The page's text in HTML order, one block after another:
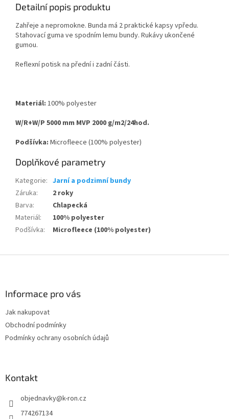
Detailní popis produktu
Zahřeje a nepromokne. Bunda má 2 praktické kapsy vpředu.
Stahovací guma ve spodním lemu bundy. Rukávy ukončené
gumou.
Reflexní potisk na přední i zadní části.
Materiál: 100% polyester
W/R+W/P 5000 mm MVP 2000 g/m2/24hod.
Podšívka: Microfleece (100% polyester)
Doplňkové parametry
Kategorie: Jarní a podzimní bundy
Záruka:
2 roky
Barva:
Chlapecká
Materiál:
100% polyester
Podšívka: Microfleece (100% polyester)
Informace pro vás
Jak nakupovat
Obchodní podmínky
Podmínky ochrany osobních údajů
Kontakt
objednavky@k-ron.cz
774267134